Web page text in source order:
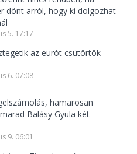
dönt arról, hogy ki dolgozhat
5. 17:17
az eurót csütörtök
6. 07:08
hamarosan
Balásy Gyula két
9. 06:01